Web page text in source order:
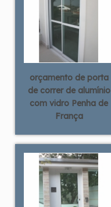
orçamento de porta
de correr de alumínio
com vidro Penha de
França